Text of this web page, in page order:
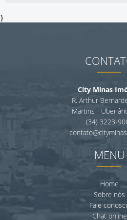
}
City Minas
R. Arthur
Martins -
(34) 3223-
MENU
Home
Sobre nós
Fale
Chat online